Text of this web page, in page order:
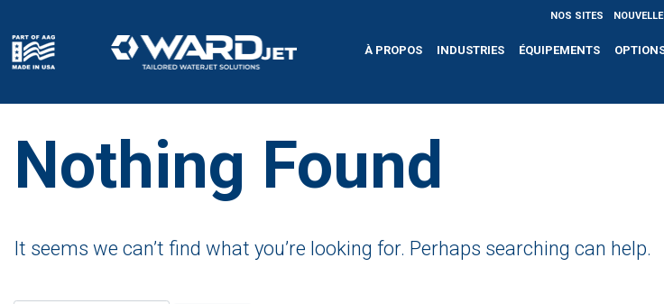
content
NOS SITES
À PROPOS INDUSTRIES ÉQUIPEMENTS
Nothing Found
It seems we can’t find what you’re looking for. Perhaps searching can help.